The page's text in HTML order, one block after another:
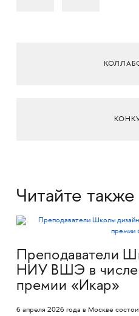
Читайте также
Преподаватели
НИУ ВШЭ в числе
премии «Икар»
6 апреля 2026 года в Москве